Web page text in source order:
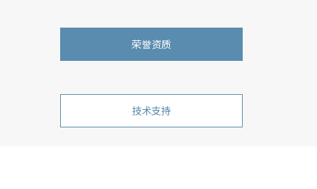
荣誉资质
技术支持